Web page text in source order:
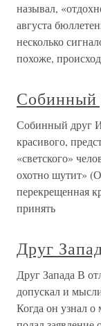
называл,
августа
несколько
похоже,
Собинный
Собинный друг
красивого,
«светского»
охотно шутит»
перекрещенная
принять
Друг
Друг Запада В
допускал и
Когда он узнал